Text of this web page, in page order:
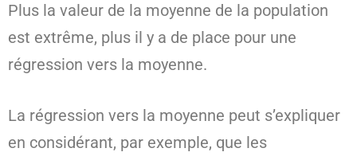
Plus la valeur de la moyenne de la population
est extrême, plus il y a de place pour une
régression vers la moyenne.
La régression vers la moyenne peut s’expliquer
en considérant, par exemple, que les